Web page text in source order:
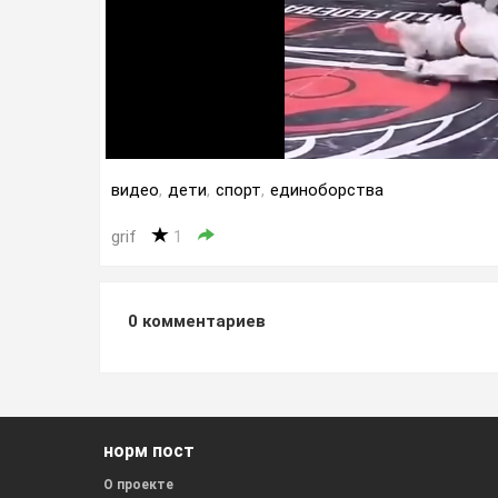
видео, дети, спорт, единоборства
grif 1
0 комментариев
норм пост
О проекте